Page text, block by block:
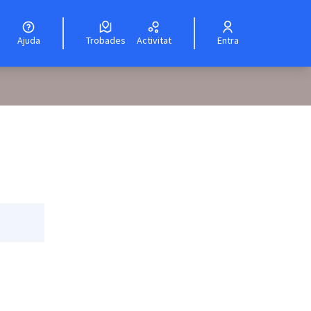
Ajuda Trobades Activitat Entra